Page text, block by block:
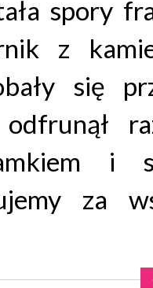
spory
z
się
i
za